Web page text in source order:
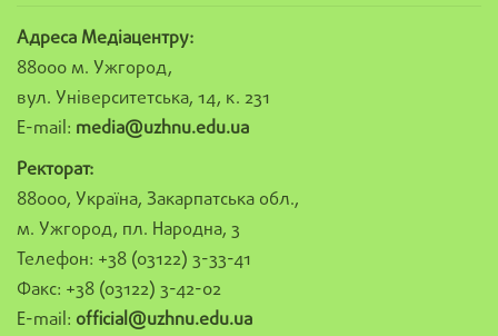
Адреса Медіацентру:
88000 м. Ужгород,
вул. Університетська, 14, к. 231
E-mail: media@uzhnu.edu.ua
Ректорат:
88000, Україна, Закарпатська обл.,
м. Ужгород, пл. Народна, 3
Телефон: +38 (03122) 3-33-41
Факс: +38 (03122) 3-42-02
E-mail: official@uzhnu.edu.ua